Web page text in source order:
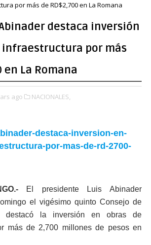
por más de RD$2,700 en La Romana
destaca inversión
infraestructura por más
en La Romana
ago NACIONALES,
El presidente Luis Abinader
el vigésimo quinto Consejo de
destacó la inversión en obras de
más de 2,700 millones de pesos en